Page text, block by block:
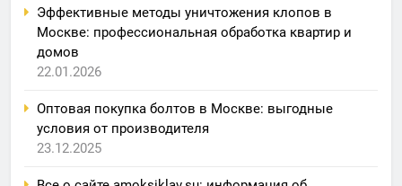
Эффективные методы уничтожения клопов в
Москве: профессиональная обработка квартир и
домов
22.01.2026
Оптовая покупка болтов в Москве: выгодные
условия от производителя
23.12.2025